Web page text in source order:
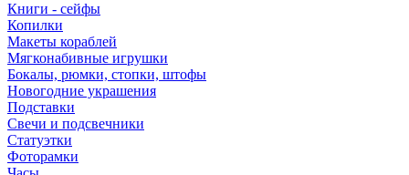
Книги - сейфы
Копилки
Макеты кораблей
Мягконабивные игрушки
Бокалы, рюмки, стопки, штофы
Новогодние украшения
Подставки
Свечи и подсвечники
Статуэтки
Фоторамки